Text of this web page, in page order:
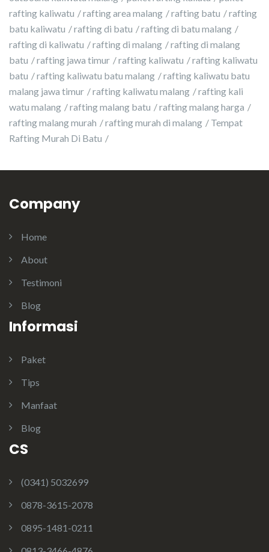
rafting kaliwatu
rafting area malang rafting batu
rafting
batu kaliwatu
rafting di batu
rafting di batu malang
rafting di kaliwatu
rafting di malang
rafting di malang
batu
rafting jawa timur rafting kaliwatu
rafting kaliwatu
batu
rafting kaliwatu batu malang
rafting kaliwatu batu
malang jawa timur
rafting kaliwatu malang
rafting kali
watu malang
rafting malang batu
rafting malang harga
rafting malang murah
rafting murah di malang
Tempat
Rafting Murah Di Batu
Company
Home
About
Testimoni
Blog
Informasi
Paket
Tips
Manfaat
Blog
CS
(0341) 5032699
0878-3615-2078
0895-1481-0211